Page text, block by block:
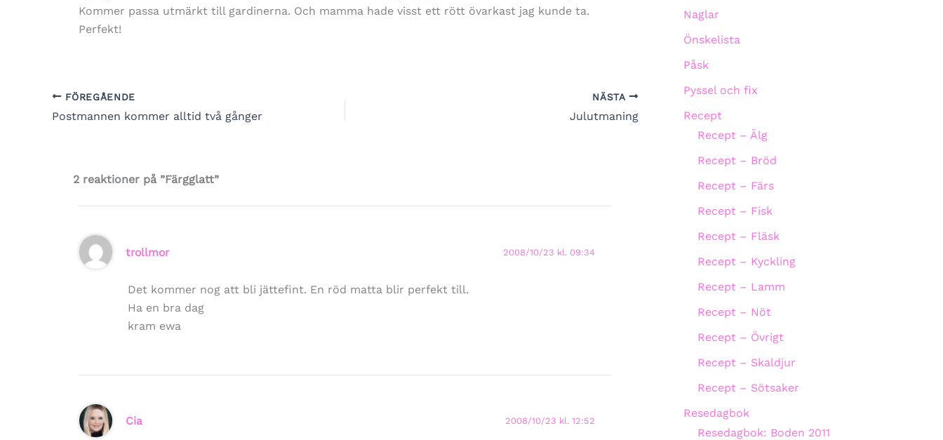
Kommer passa utmärkt till gardinerna. Och mamma hade visst ett rött övarkast jag kunde ta.
Perfekt!
FÖREGÅENDE
Postmannen kommer alltid två gånger
NÄSTA
Julutmaning
2 reaktioner på ”Färgglatt”
trollmor 2008/10/23 kl. 09:34
Det kommer nog att bli jättefint. En röd matta blir perfekt till.
Ha en bra dag
kram ewa
Cia 2008/10/23 kl. 12:52
Naglar
Önskelista
Påsk
Pyssel och fix
Recept
Recept – Älg
Recept – Bröd
Recept – Färs
Recept – Fisk
Recept – Fläsk
Recept – Kyckling
Recept – Lamm
Recept – Nöt
Recept – Övrigt
Recept – Skaldjur
Recept – Sötsaker
Resedagbok
Resedagbok: Boden 2011